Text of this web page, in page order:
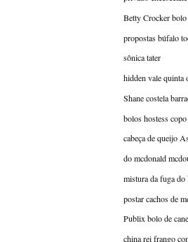
Betty Crocker
propostas búfalo
sônica tater
hidden vale quinta
Shane costela
bolos hostess copo
cabeça de queijo
do mcdonald
mistura da fuga do
postar cachos de
Publix bolo de
china rei frango